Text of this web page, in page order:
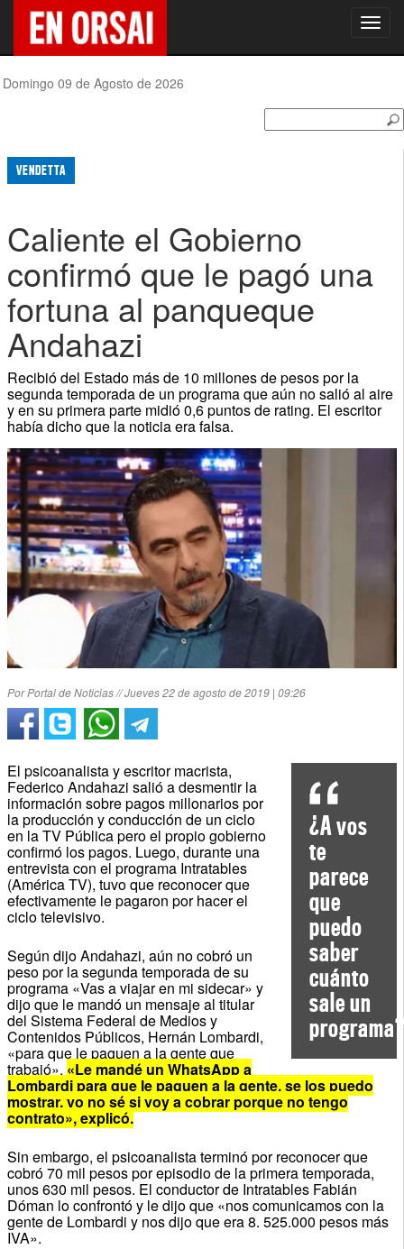
Domingo 09 de Agosto de 2026
VENDETTA
Caliente el Gobierno
confirmó que le pagó una
fortuna al panqueque
Andahazi
Recibió del Estado más de 10 millones de pesos por la
segunda temporada de un programa que aún no salió al aire
y en su primera parte midió 0,6 puntos de rating. El escritor
había dicho que la noticia era falsa.
Por Portal de Noticias // Jueves 22 de agosto de 2019 | 09:26
¿A vos
te
parece
que
puedo
saber
cuánto
sale un
El psicoanalista y escritor macrista,
Federico Andahazi salió a desmentir la
información sobre pagos millonarios por
la producción y conducción de un ciclo
en la TV Pública pero el propio gobierno
confirmó los pagos. Luego, durante una
entrevista con el programa Intratables
(América TV), tuvo que reconocer que
efectivamente le pagaron por hacer el
ciclo televisivo.
Según dijo Andahazi, aún no cobró un
peso por la segunda temporada de su
programa «Vas a viajar en mi sidecar» y
dijo que le mandó un mensaje al titular
del Sistema Federal de Medios y
Contenidos Públicos, Hernán Lombardi,
«para que le paguen a la gente que
trabajó». «Le mandé un WhatsApp a
Lombardi para que le paguen a la gente, se los puedo
mostrar, yo no sé si voy a cobrar porque no tengo
contrato», explicó.
Sin embargo, el psicoanalista terminó por reconocer que
cobró 70 mil pesos por episodio de la primera temporada,
unos 630 mil pesos. El conductor de Intratables Fabián
Dóman lo confrontó y le dijo que «nos comunicamos con la
gente de Lombardi y nos dijo que era 8. 525.000 pesos más
IVA».